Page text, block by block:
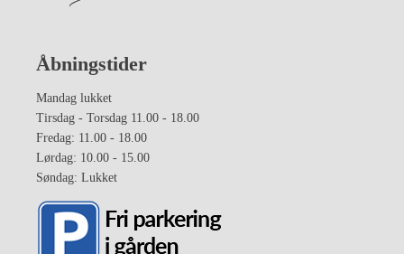
Åbningstider
Mandag lukket
Tirsdag - Torsdag 11.00 - 18.00
Fredag: 11.00 - 18.00
Lørdag: 10.00 - 15.00
Søndag: Lukket